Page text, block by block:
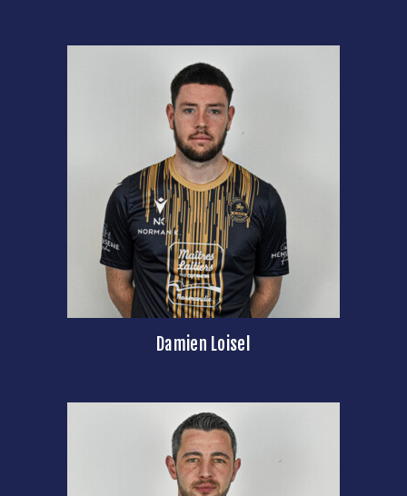
Damien Loisel